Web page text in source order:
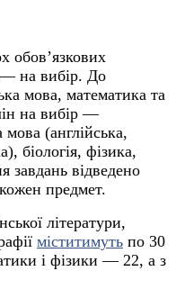
обов’язкових
— на вибір. До
мова, математика та
на вибір —
мова (англійська,
біологія, фізика,
завдань відведено
предмет.
літератури,
міститимуть по 30
і фізики — 22, а з